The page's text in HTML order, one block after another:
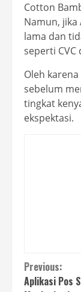
Cotton
Namun,
lama dan
seperti
Oleh
sebelum
tingkat
ekspektasi.
Previous:
Aplikasi Pos